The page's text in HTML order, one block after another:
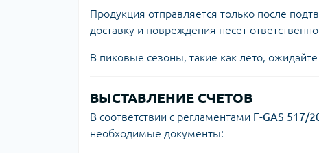
Продукция отправляется только после
доставку и повреждения несет
В пиковые сезоны, такие как лето,
ВЫСТАВЛЕНИЕ СЧЕТОВ
В соответствии с регламентами F-GAS 517/
необходимые документы: